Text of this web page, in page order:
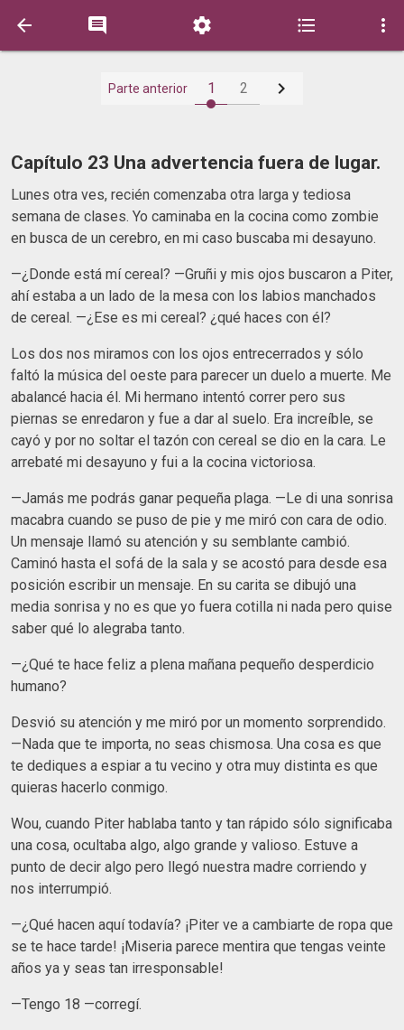
    
Parte anterior 1 2 
Capítulo 23 Una advertencia fuera de lugar.
Lunes otra ves, recién comenzaba otra larga y tediosa
semana de clases. Yo caminaba en la cocina como zombie
en busca de un cerebro, en mi caso buscaba mi desayuno.
—¿Donde está mí cereal? —Gruñi y mis ojos buscaron a Piter,
ahí estaba a un lado de la mesa con los labios manchados
de cereal. —¿Ese es mi cereal? ¿qué haces con él?
Los dos nos miramos con los ojos entrecerrados y sólo
faltó la música del oeste para parecer un duelo a muerte. Me
abalancé hacia él. Mi hermano intentó correr pero sus
piernas se enredaron y fue a dar al suelo. Era increíble, se
cayó y por no soltar el tazón con cereal se dio en la cara. Le
arrebaté mi desayuno y fui a la cocina victoriosa.
—Jamás me podrás ganar pequeña plaga. —Le di una sonrisa
macabra cuando se puso de pie y me miró con cara de odio.
Un mensaje llamó su atención y su semblante cambió.
Caminó hasta el sofá de la sala y se acostó para desde esa
posición escribir un mensaje. En su carita se dibujó una
media sonrisa y no es que yo fuera cotilla ni nada pero quise
saber qué lo alegraba tanto.
—¿Qué te hace feliz a plena mañana pequeño desperdicio
humano?
Desvió su atención y me miró por un momento sorprendido.
—Nada que te importa, no seas chismosa. Una cosa es que
te dediques a espiar a tu vecino y otra muy distinta es que
quieras hacerlo conmigo.
Wou, cuando Piter hablaba tanto y tan rápido sólo significaba
una cosa, ocultaba algo, algo grande y valioso. Estuve a
punto de decir algo pero llegó nuestra madre corriendo y
nos interrumpió.
—¿Qué hacen aquí todavía? ¡Piter ve a cambiarte de ropa que
se te hace tarde! ¡Miseria parece mentira que tengas veinte
años ya y seas tan irresponsable!
—Tengo 18 —corregí.